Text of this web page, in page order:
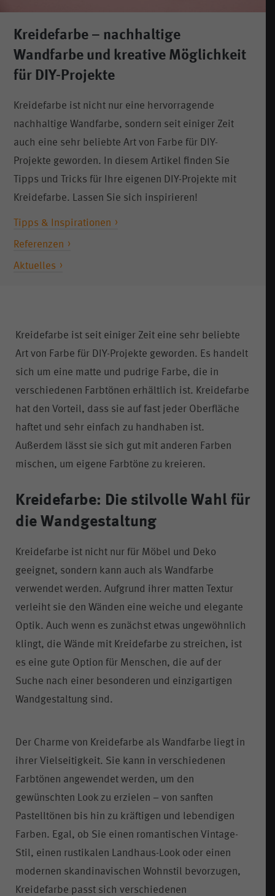
Kreidefarbe – nachhaltige
Wandfarbe und kreative Möglichkeit
für DIY-Projekte
Kreidefarbe ist nicht nur eine hervorragende
nachhaltige Wandfarbe, sondern seit einiger Zeit
auch eine sehr beliebte Art von Farbe für DIY-
Projekte geworden. In diesem Artikel finden Sie
Tipps und Tricks für Ihre eigenen DIY-Projekte mit
Kreidefarbe. Lassen Sie sich inspirieren!
Tipps & Inspirationen
Referenzen
Aktuelles
Kreidefarbe ist seit einiger Zeit eine sehr beliebte
Art von Farbe für DIY-Projekte geworden. Es handelt
sich um eine matte und pudrige Farbe, die in
verschiedenen Farbtönen erhältlich ist. Kreidefarbe
hat den Vorteil, dass sie auf fast jeder Oberfläche
haftet und sehr einfach zu handhaben ist.
Außerdem lässt sie sich gut mit anderen Farben
mischen, um eigene Farbtöne zu kreieren.
Kreidefarbe: Die stilvolle Wahl für
die Wandgestaltung
Kreidefarbe ist nicht nur für Möbel und Deko
geeignet, sondern kann auch als Wandfarbe
verwendet werden. Aufgrund ihrer matten Textur
verleiht sie den Wänden eine weiche und elegante
Optik. Auch wenn es zunächst etwas ungewöhnlich
klingt, die Wände mit Kreidefarbe zu streichen, ist
es eine gute Option für Menschen, die auf der
Suche nach einer besonderen und einzigartigen
Wandgestaltung sind.
Der Charme von Kreidefarbe als Wandfarbe liegt in
ihrer Vielseitigkeit. Sie kann in verschiedenen
Farbtönen angewendet werden, um den
gewünschten Look zu erzielen – von sanften
Pastelltönen bis hin zu kräftigen und lebendigen
Farben. Egal, ob Sie einen romantischen Vintage-
Stil, einen rustikalen Landhaus-Look oder einen
modernen skandinavischen Wohnstil bevorzugen,
Kreidefarbe passt sich verschiedenen